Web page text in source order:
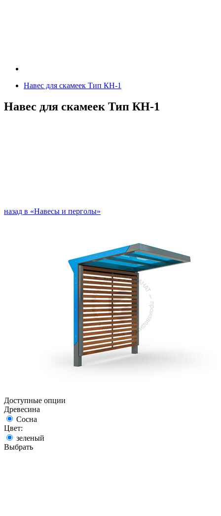
Навес для скамеек Тип КН-1
Навес для скамеек Тип КН-1
назад в «Навесы и перголы»
Доступные опции
Древесина
Сосна
Цвет:
зеленый
Выбрать